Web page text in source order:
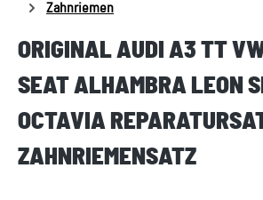
Zahnriemen
ORIGINAL AUDI A3 TT
SEAT ALHAMBRA LEON
OCTAVIA
ZAHNRIEMENSATZ